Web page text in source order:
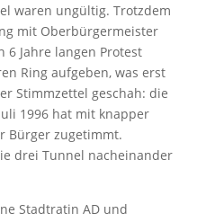
waren ungültig. Trotzdem
mit Oberbürgermeister
6 Jahre langen Protest
Ring aufgeben, was erst
Stimmzettel geschah: die
1996 hat mit knapper
Bürger zugetimmt.
drei Tunnel nacheinander